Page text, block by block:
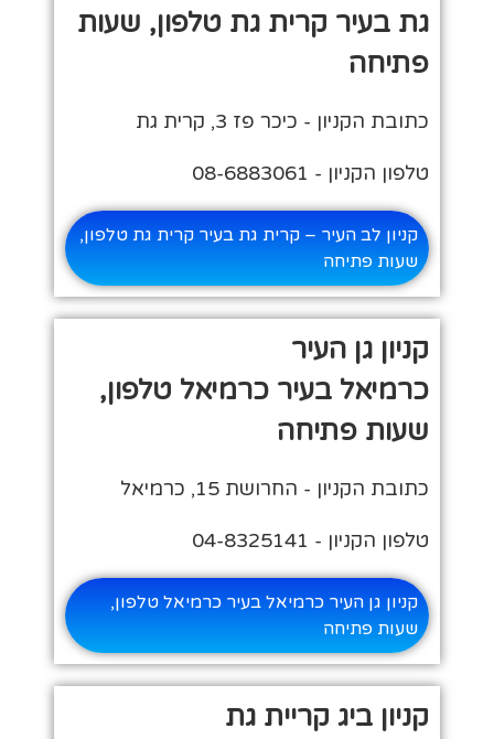
גת בעיר קרית גת טלפון, שעות
פתיחה
כתובת הקניון - כיכר פז 3, קרית גת
טלפון הקניון - 08-6883061
קניון לב העיר – קרית גת בעיר קרית גת טלפון,
שעות פתיחה
קניון גן העיר
כרמיאל בעיר כרמיאל טלפון,
שעות פתיחה
כתובת הקניון - החרושת 15, כרמיאל
טלפון הקניון - 04-8325141
קניון גן העיר כרמיאל בעיר כרמיאל טלפון,
שעות פתיחה
קניון ביג קריית גת